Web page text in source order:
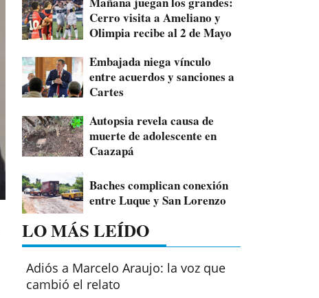
Cerro visita a Ameliano y
Olimpia recibe al 2 de Mayo
Embajada niega vínculo
entre acuerdos y sanciones a
Cartes
Autopsia revela causa de
muerte de adolescente en
Caazapá
Baches complican conexión
entre Luque y San Lorenzo
LO MÁS LEÍDO
Adiós a Marcelo Araujo: la voz que
cambió el relato